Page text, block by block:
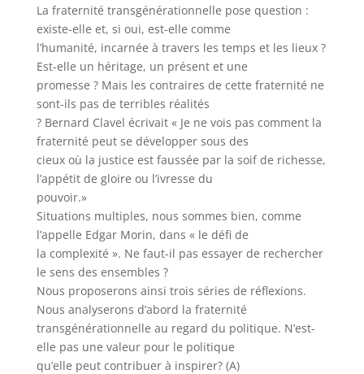
La fraternité transgénérationnelle pose question :
existe-elle et, si oui, est-elle comme
l’humanité, incarnée à travers les temps et les lieux ?
Est-elle un héritage, un présent et une
promesse ? Mais les contraires de cette fraternité ne
sont-ils pas de terribles réalités
? Bernard Clavel écrivait « Je ne vois pas comment la
fraternité peut se développer sous des
cieux où la justice est faussée par la soif de richesse,
l’appétit de gloire ou l’ivresse du
pouvoir.»
Situations multiples, nous sommes bien, comme
l’appelle Edgar Morin, dans « le défi de
la complexité ». Ne faut-il pas essayer de rechercher
le sens des ensembles ?
Nous proposerons ainsi trois séries de réflexions.
Nous analyserons d’abord la fraternité
transgénérationnelle au regard du politique. N’est-
elle pas une valeur pour le politique
qu’elle peut contribuer à inspirer? (A)